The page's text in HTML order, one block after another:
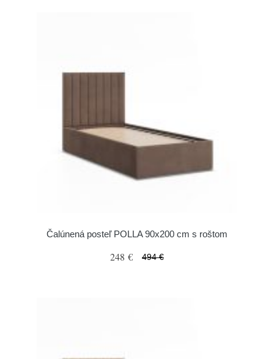
Čalúnená posteľ POLLA 90x200 cm s roštom
248 € 494 €